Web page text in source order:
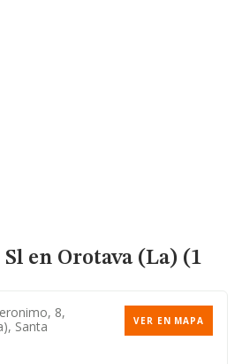
Sl en Orotava (La) (1
8,
Santa
VER EN MAPA